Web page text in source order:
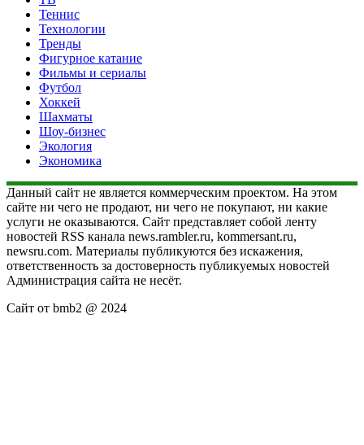
Теннис
Технологии
Тренды
Фигурное катание
Фильмы и сериалы
Футбол
Хоккей
Шахматы
Шоу-бизнес
Экология
Экономика
Данный сайт не является коммерческим проектом. На этом
сайте ни чего не продают, ни чего не покупают, ни какие
услуги не оказываются. Сайт представляет собой ленту
новостей RSS канала news.rambler.ru, kommersant.ru,
newsru.com. Материалы публикуются без искажения,
ответственность за достоверность публикуемых новостей
Администрация сайта не несёт.
Сайт от bmb2 @ 2024